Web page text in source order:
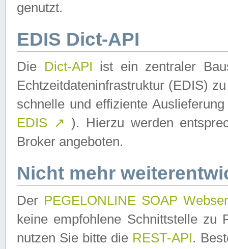
genutzt.
EDIS Dict-API
Die Dict-API ist ein zentraler
Echtzeitdateninfrastruktur (EDIS)
schnelle und effiziente
EDIS ↗ ). Hierzu werden
Broker angeboten.
Nicht mehr
Der PEGELONLINE SOAP
keine empfohlene Schnittstelle zu
nutzen Sie bitte die REST-API.